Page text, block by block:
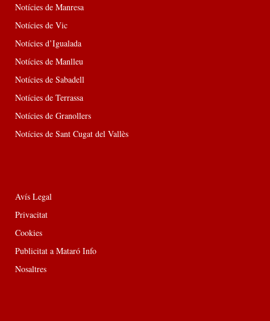
Notícies de Manresa
Notícies de Vic
Notícies d’Igualada
Notícies de Manlleu
Notícies de Sabadell
Notícies de Terrassa
Notícies de Granollers
Notícies de Sant Cugat del Vallès
Avís Legal
Privacitat
Cookies
Publicitat a Mataró Info
Nosaltres